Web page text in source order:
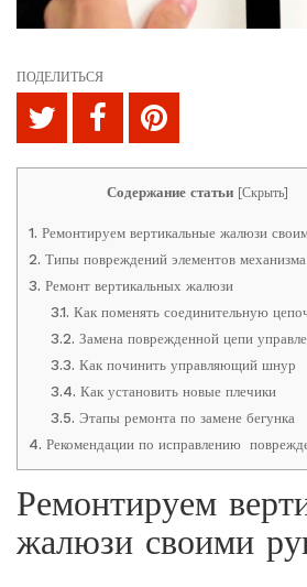
ПОДЕЛИТЬСЯ
Содержание статьи [Скрыть]
1. Ремонтируем вертикальные жалюзи
2. Типы повреждений элементов механизма
3. Ремонт вертикальных жалюзи
3.1. Как поменять соединительную
3.2. Замена поврежденной цепи
3.3. Как починить управляющий шнур
3.4. Как установить новые плечики
3.5. Этапы ремонта по замене бегунка
4. Рекомендации по исправлению
Ремонтируем
жалюзи своими